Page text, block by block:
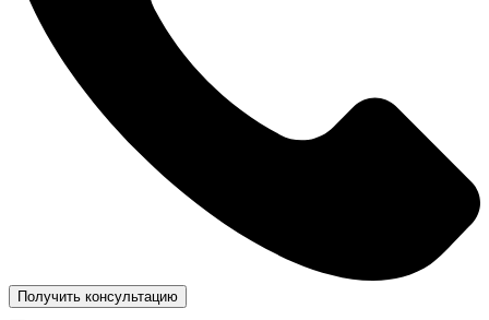
Получить консультацию